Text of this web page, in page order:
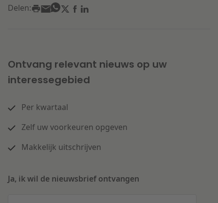
Delen:
Ontvang relevant nieuws op uw
interessegebied
Per kwartaal
Zelf uw voorkeuren opgeven
Makkelijk uitschrijven
Ja, ik wil de nieuwsbrief ontvangen